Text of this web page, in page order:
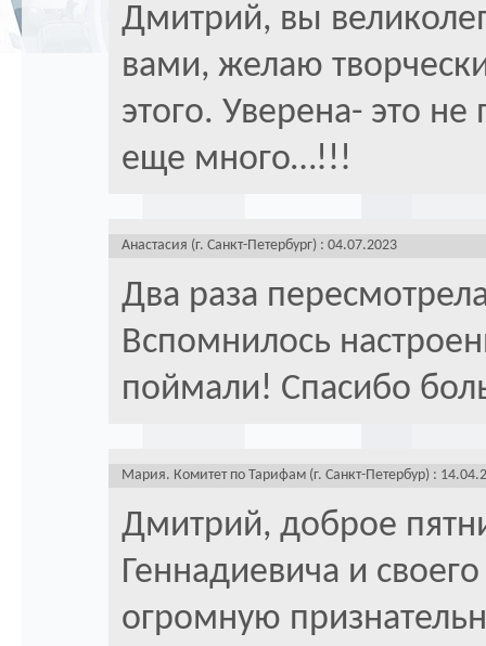
Дмитрий, вы
вами, желаю
этого. Уверена- это
еще много…!!!
Анастасия (г. Санкт-Петербург) : 04.07.2023
Два раза
Вспомнилось
поймали! Спасибо
Мария. Комитет по Тарифам (г. Санкт-Петербур) :
Дмитрий, доброе
Геннадиевича и
огромную